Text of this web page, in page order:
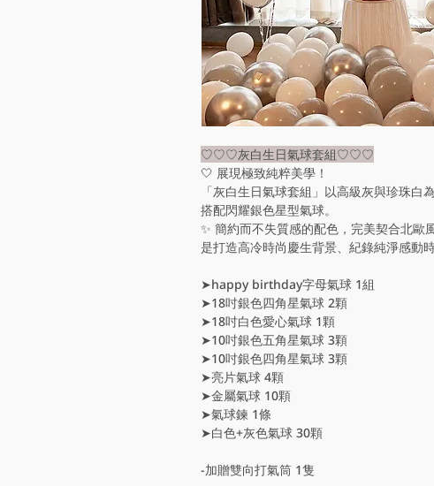
♡♡♡灰白生日氣球套組♡♡♡
🤍 展現極致純粹美學！
「灰白生日氣球套組」以高級灰與珍珠白
搭配閃耀銀色星型氣球。
✨ 簡約而不失質感的配色，完美契合北歐
是打造高冷時尚慶生背景、紀錄純淨感動
➤happy birthday字母氣球 1組
➤18吋銀色四角星氣球 2顆
➤18吋白色愛心氣球 1顆
➤10吋銀色五角星氣球 3顆
➤10吋銀色四角星氣球 3顆
➤亮片氣球 4顆
➤金屬氣球 10顆
➤氣球鍊 1條
➤白色+灰色氣球 30顆
-加贈雙向打氣筒 1隻